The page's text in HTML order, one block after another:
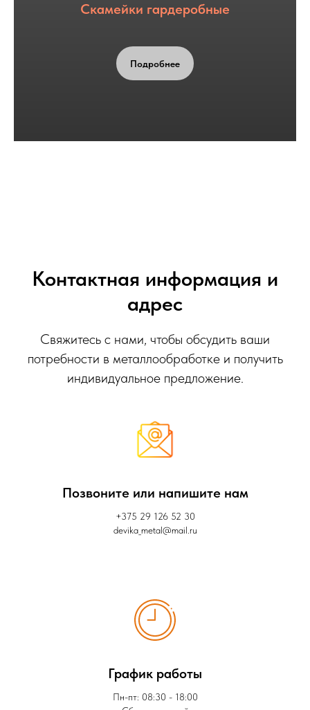
Скамейки гардеробные
Подробнее
Контактная информация и
адрес
Свяжитесь с нами, чтобы обсудить ваши
потребности в металлообработке и получить
индивидуальное предложение.
Позвоните или напишите нам
+375 29 126 52 30
devika_metal@mail.ru
График работы
Пн-пт: 08:30 - 18:00